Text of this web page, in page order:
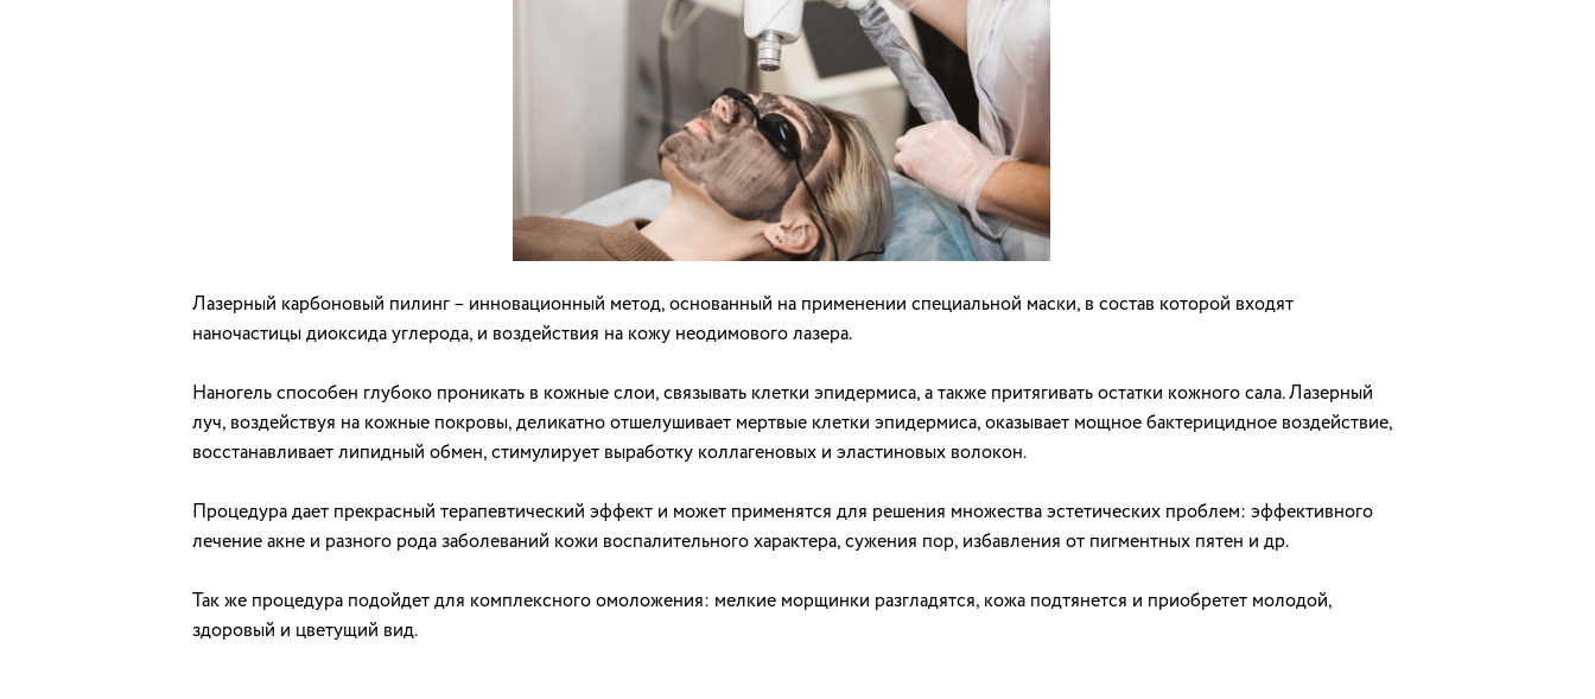
Лазерный карбоновый пилинг – инновационный метод, основанный на применении специальной маски, в состав которой входят
наночастицы диоксида углерода, и воздействия на кожу неодимового лазера.
Наногель способен глубоко проникать в кожные слои, связывать клетки эпидермиса, а также притягивать остатки кожного сала. Лазерный
луч, воздействуя на кожные покровы, деликатно отшелушивает мертвые клетки эпидермиса, оказывает мощное бактерицидное воздействие,
восстанавливает липидный обмен, стимулирует выработку коллагеновых и эластиновых волокон.
Процедура дает прекрасный терапевтический эффект и может применятся для решения множества эстетических проблем: эффективного
лечение акне и разного рода заболеваний кожи воспалительного характера, сужения пор, избавления от пигментных пятен и др.
Так же процедура подойдет для комплексного омоложения: мелкие морщинки разгладятся, кожа подтянется и приобретет молодой,
здоровый и цветущий вид.